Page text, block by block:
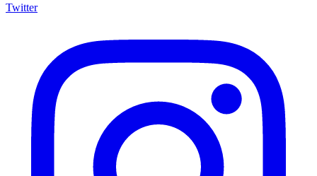
Twitter